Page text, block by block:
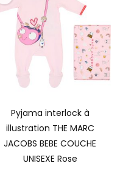
Pyjama interlock à
illustration THE MARC
JACOBS BEBE COUCHE
UNISEXE Rose